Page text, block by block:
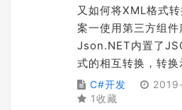
又如何将XML格式
案一使用第三方组
Json.NET内置了
式的相互转换，转
C#开发
1收藏